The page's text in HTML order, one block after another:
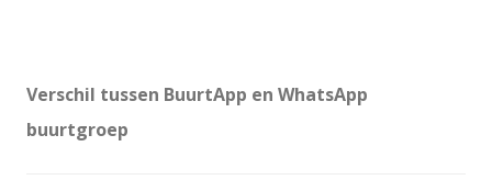
Verschil tussen BuurtApp en WhatsApp
buurtgroep